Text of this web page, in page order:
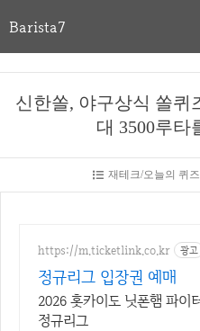
Barista7
신한쏠, 야구상식 쏠퀴
대 3500루타
재테크/오늘의 퀴즈
https://m.ticketlink.co.kr 광고
정규리그 입장권 예매
2026 홋카이도 닛폰햄 파이
정규리그